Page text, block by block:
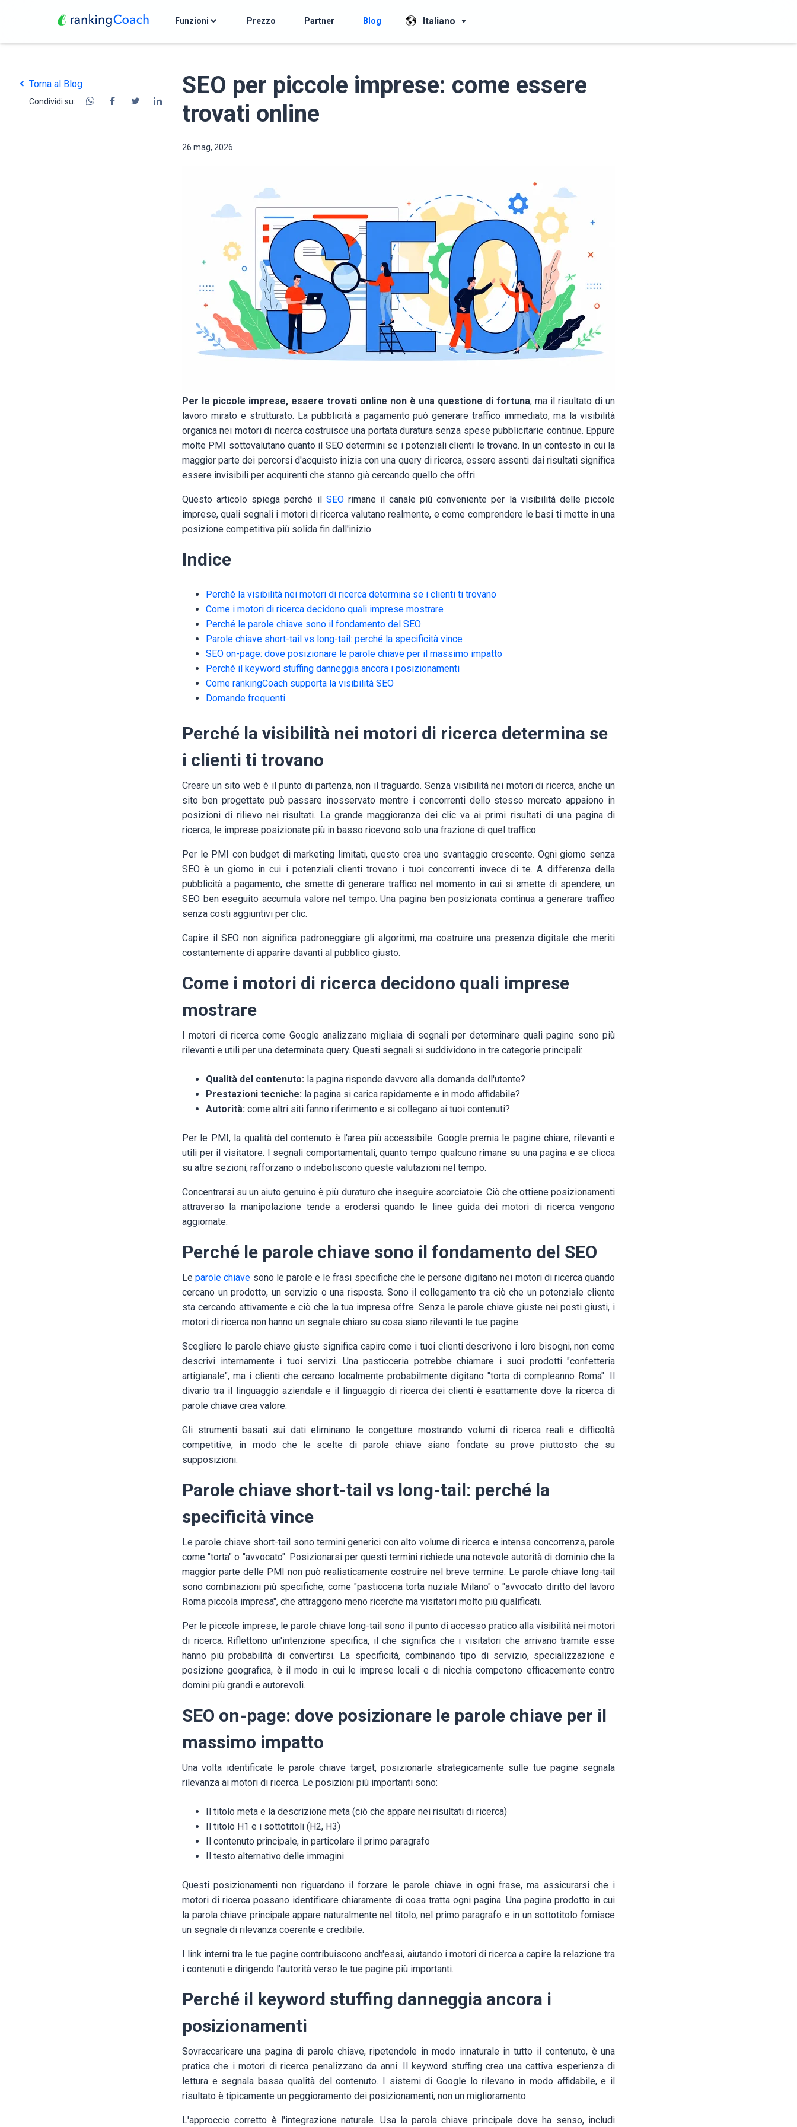
Funzioni Prezzo Partner Blog Italiano
Torna al Blog
Condividi su:
SEO per piccole imprese: come essere
trovati online
26 mag, 2026
Per le piccole imprese, essere trovati online non è una questione di fortuna, ma il risultato di un
lavoro mirato e strutturato. La pubblicità a pagamento può generare traffico immediato, ma la visibilità
organica nei motori di ricerca costruisce una portata duratura senza spese pubblicitarie continue. Eppure
molte PMI sottovalutano quanto il SEO determini se i potenziali clienti le trovano. In un contesto in cui la
maggior parte dei percorsi d'acquisto inizia con una query di ricerca, essere assenti dai risultati significa
essere invisibili per acquirenti che stanno già cercando quello che offri.
Questo articolo spiega perché il SEOrimane il canale più conveniente per la visibilità delle piccole
imprese, quali segnali i motori di ricerca valutano realmente, e come comprendere le basi ti mette in una
posizione competitiva più solida fin dall'inizio.
Indice
Perché la visibilità nei motori di ricerca determina se i clienti ti trovano
Come i motori di ricerca decidono quali imprese mostrare
Perché le parole chiave sono il fondamento del SEO
Parole chiave short-tail vs long-tail: perché la specificità vince
SEO on-page: dove posizionare le parole chiave per il massimo impatto
Perché il keyword stuffing danneggia ancora i posizionamenti
Come rankingCoach supporta la visibilità SEO
Domande frequenti
Perché la visibilità nei motori di ricerca determina se
i clienti ti trovano
Creare un sito web è il punto di partenza, non il traguardo. Senza visibilità nei motori di ricerca, anche un
sito ben progettato può passare inosservato mentre i concorrenti dello stesso mercato appaiono in
posizioni di rilievo nei risultati. La grande maggioranza dei clic va ai primi risultati di una pagina di
ricerca, le imprese posizionate più in basso ricevono solo una frazione di quel traffico.
Per le PMI con budget di marketing limitati, questo crea uno svantaggio crescente. Ogni giorno senza
SEO è un giorno in cui i potenziali clienti trovano i tuoi concorrenti invece di te. A differenza della
pubblicità a pagamento, che smette di generare traffico nel momento in cui si smette di spendere, un
SEO ben eseguito accumula valore nel tempo. Una pagina ben posizionata continua a generare traffico
senza costi aggiuntivi per clic.
Capire il SEO non significa padroneggiare gli algoritmi, ma costruire una presenza digitale che meriti
costantemente di apparire davanti al pubblico giusto.
Come i motori di ricerca decidono quali imprese
mostrare
I motori di ricerca come Google analizzano migliaia di segnali per determinare quali pagine sono più
rilevanti e utili per una determinata query. Questi segnali si suddividono in tre categorie principali:
Qualità del contenuto: la pagina risponde davvero alla domanda dell'utente?
Prestazioni tecniche: la pagina si carica rapidamente e in modo affidabile?
Autorità: come altri siti fanno riferimento e si collegano ai tuoi contenuti?
Per le PMI, la qualità del contenuto è l'area più accessibile. Google premia le pagine chiare, rilevanti e
utili per il visitatore. I segnali comportamentali, quanto tempo qualcuno rimane su una pagina e se clicca
su altre sezioni, rafforzano o indeboliscono queste valutazioni nel tempo.
Concentrarsi su un aiuto genuino è più duraturo che inseguire scorciatoie. Ciò che ottiene posizionamenti
attraverso la manipolazione tende a erodersi quando le linee guida dei motori di ricerca vengono
aggiornate.
Perché le parole chiave sono il fondamento del SEO
Leparole chiave sono le parole e le frasi specifiche che le persone digitano nei motori di ricerca quando
cercano un prodotto, un servizio o una risposta. Sono il collegamento tra ciò che un potenziale cliente
sta cercando attivamente e ciò che la tua impresa offre. Senza le parole chiave giuste nei posti giusti, i
motori di ricerca non hanno un segnale chiaro su cosa siano rilevanti le tue pagine.
Scegliere le parole chiave giuste significa capire come i tuoi clienti descrivono i loro bisogni, non come
descrivi internamente i tuoi servizi. Una pasticceria potrebbe chiamare i suoi prodotti "confetteria
artigianale", ma i clienti che cercano localmente probabilmente digitano "torta di compleanno Roma". Il
divario tra il linguaggio aziendale e il linguaggio di ricerca dei clienti è esattamente dove la ricerca di
parole chiave crea valore.
Gli strumenti basati sui dati eliminano le congetture mostrando volumi di ricerca reali e difficoltà
competitive, in modo che le scelte di parole chiave siano fondate su prove piuttosto che su
supposizioni.
Parole chiave short-tail vs long-tail: perché la
specificità vince
Le parole chiave short-tail sono termini generici con alto volume di ricerca e intensa concorrenza, parole
come "torta" o "avvocato". Posizionarsi per questi termini richiede una notevole autorità di dominio che la
maggior parte delle PMI non può realisticamente costruire nel breve termine. Le parole chiave long-tail
sono combinazioni più specifiche, come "pasticceria torta nuziale Milano" o "avvocato diritto del lavoro
Roma piccola impresa", che attraggono meno ricerche ma visitatori molto più qualificati.
Per le piccole imprese, le parole chiave long-tail sono il punto di accesso pratico alla visibilità nei motori
di ricerca. Riflettono un'intenzione specifica, il che significa che i visitatori che arrivano tramite esse
hanno più probabilità di convertirsi. La specificità, combinando tipo di servizio, specializzazione e
posizione geografica, è il modo in cui le imprese locali e di nicchia competono efficacemente contro
domini più grandi e autorevoli.
SEO on-page: dove posizionare le parole chiave per il
massimo impatto
Una volta identificate le parole chiave target, posizionarle strategicamente sulle tue pagine segnala
rilevanza ai motori di ricerca. Le posizioni più importanti sono:
Il titolo meta e la descrizione meta (ciò che appare nei risultati di ricerca)
Il titolo H1 e i sottotitoli (H2, H3)
Il contenuto principale, in particolare il primo paragrafo
Il testo alternativo delle immagini
Questi posizionamenti non riguardano il forzare le parole chiave in ogni frase, ma assicurarsi che i
motori di ricerca possano identificare chiaramente di cosa tratta ogni pagina. Una pagina prodotto in cui
la parola chiave principale appare naturalmente nel titolo, nel primo paragrafo e in un sottotitolo fornisce
un segnale di rilevanza coerente e credibile.
I link interni tra le tue pagine contribuiscono anch'essi, aiutando i motori di ricerca a capire la relazione tra
i contenuti e dirigendo l'autorità verso le tue pagine più importanti.
Perché il keyword stuffing danneggia ancora i
posizionamenti
Sovraccaricare una pagina di parole chiave, ripetendole in modo innaturale in tutto il contenuto, è una
pratica che i motori di ricerca penalizzano da anni. Il keyword stuffing crea una cattiva esperienza di
lettura e segnala bassa qualità del contenuto. I sistemi di Google lo rilevano in modo affidabile, e il
risultato è tipicamente un peggioramento dei posizionamenti, non un miglioramento.
L'approccio corretto è l'integrazione naturale. Usa la parola chiave principale dove ha senso, includi